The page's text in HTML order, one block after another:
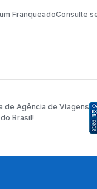
FranqueadoConsulte
de Agência de Viagens
Brasil!